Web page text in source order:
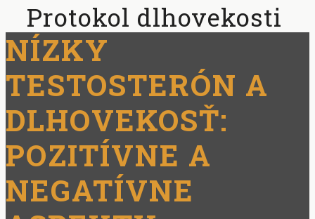
Protokol dlhovekosti
NÍZKY
TESTOSTERÓN A
DLHOVEKOSŤ:
POZITÍVNE A
NEGATÍVNE